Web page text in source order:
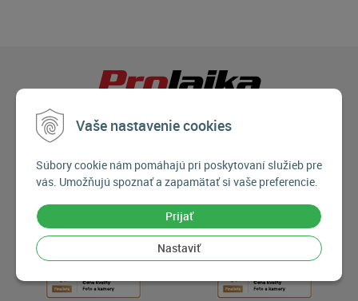
Vaše nastavenie cookies
Súbory cookie nám pomáhajú pri poskytovaní služieb pre
vás. Umožňujú spoznať a zapamätať si vaše preferencie.
Prijať
Nastaviť